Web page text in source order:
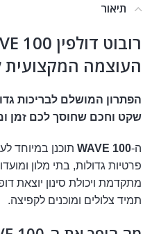
תיאור
העוצמה המקצועית
שקט וחכם שחוסך לכם זמן
ה-WAVE 100 תוכנן במיוחד
פרטיות גדולות, בתי מלון
מתקדמת ויכולת סינון יוצאת
תמיד צלולים ומוכנים לקפיצה.